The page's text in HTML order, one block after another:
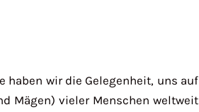
haben wir die Gelegenheit, uns auf
Mägen) vieler Menschen weltweit